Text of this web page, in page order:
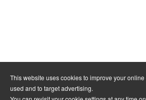
This website uses cookies to improve your
used and to target advertising.